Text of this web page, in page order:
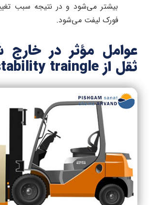
بیشتر می‌شود و در نتیجه سبب
فورک لیفت می‌شود.
عوامل مؤثر در خارج
ثقل از stability traingle